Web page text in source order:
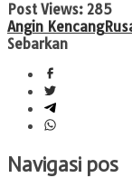
Post Views: 285
Angin Kencang
Sebarkan
Navigasi pos